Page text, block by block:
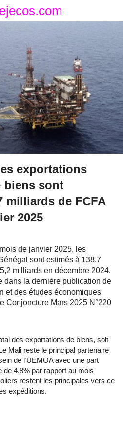
exportations
biens sont
milliards de FCFA
2025
de janvier 2025, les
sont estimés à 138,7
milliards en décembre 2024.
dans la dernière publication de
et des études économiques
Conjoncture Mars 2025 N°220
des exportations de biens, soit
Mali reste le principal partenaire
de l’UEMOA avec une part
de 4,8% par rapport au mois
restent les principales vers ce
expéditions.